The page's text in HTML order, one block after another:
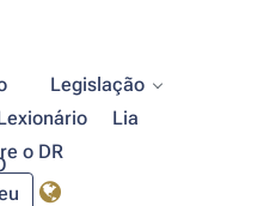
Legislação
Lia
o DR